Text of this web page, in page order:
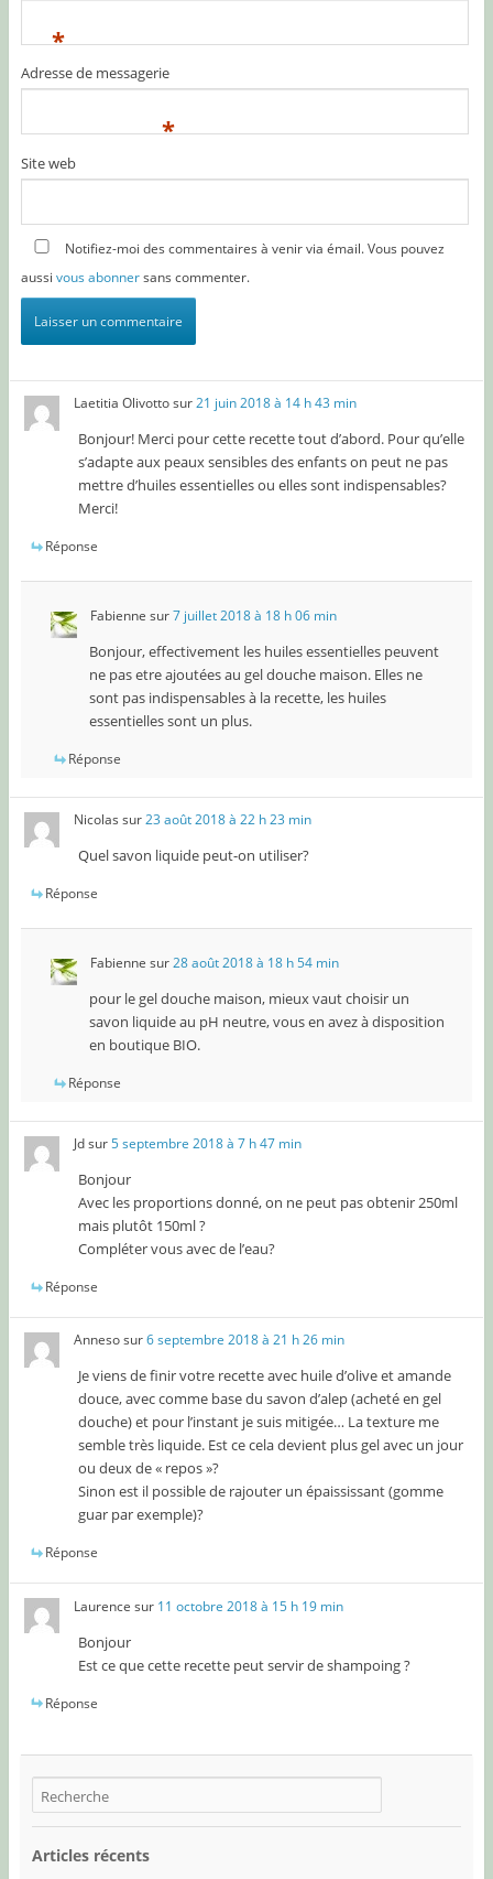
*
Adresse de messagerie
*
Site web
Notifiez-moi des commentaires à venir via émail. Vous pouvez
aussi vous abonnersans commenter.
Laetitia Olivottosur21 juin 2018 à 14 h 43 min
Bonjour! Merci pour cette recette tout d’abord. Pour qu’elle
s’adapte aux peaux sensibles des enfants on peut ne pas
mettre d’huiles essentielles ou elles sont indispensables?
Merci!
Réponse
Fabienne sur7 juillet 2018 à 18 h 06 min
Bonjour, effectivement les huiles essentielles peuvent
ne pas etre ajoutées au gel douche maison. Elles ne
sont pas indispensables à la recette, les huiles
essentielles sont un plus.
Réponse
Nicolas sur23 août 2018 à 22 h 23 min
Quel savon liquide peut-on utiliser?
Réponse
Fabienne sur28 août 2018 à 18 h 54 min
pour le gel douche maison, mieux vaut choisir un
savon liquide au pH neutre, vous en avez à disposition
en boutique BIO.
Réponse
Jdsur5 septembre 2018 à 7 h 47 min
Bonjour
Avec les proportions donné, on ne peut pas obtenir 250ml
mais plutôt 150ml ?
Compléter vous avec de l’eau?
Réponse
Annesosur6 septembre 2018 à 21 h 26 min
Je viens de finir votre recette avec huile d’olive et amande
douce, avec comme base du savon d’alep (acheté en gel
douche) et pour l’instant je suis mitigée… La texture me
semble très liquide. Est ce cela devient plus gel avec un jour
ou deux de « repos »?
Sinon est il possible de rajouter un épaississant (gomme
guar par exemple)?
Réponse
Laurence sur 11 octobre 2018 à 15 h 19 min
Bonjour
Est ce que cette recette peut servir de shampoing ?
Réponse
Articles récents